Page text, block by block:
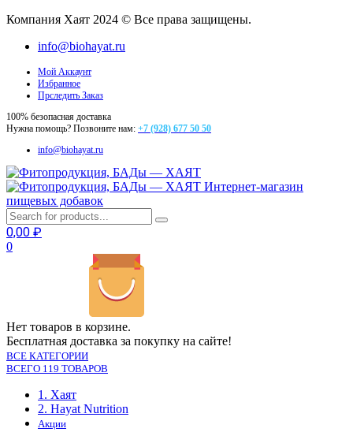
Компания Хаят 2024 © Все права защищены.
info@biohayat.ru
Мой Аккаунт
Избранное
Прследить Заказ
100% безопасная доставка
Нужна помощь? Позвоните нам: +7 (928) 677 50 50
info@biohayat.ru
Интернет-магазин
пищевых добавок
0,00 ₽
0
Нет товаров в корзине.
Бесплатная доставка за покупку на сайте!
ВСЕ КАТЕГОРИИ
ВСЕГО 119 ТОВАРОВ
1. Хаят
2. Hayat Nutrition
Акции